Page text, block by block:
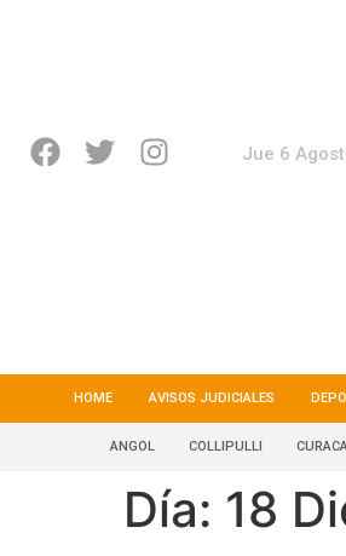
Jue 6
HOME AVISOS JUDICIALES
ANGOL COLLIPULLI
Día: 18